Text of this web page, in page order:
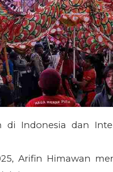
di Indonesia dan
Arifin Himawan